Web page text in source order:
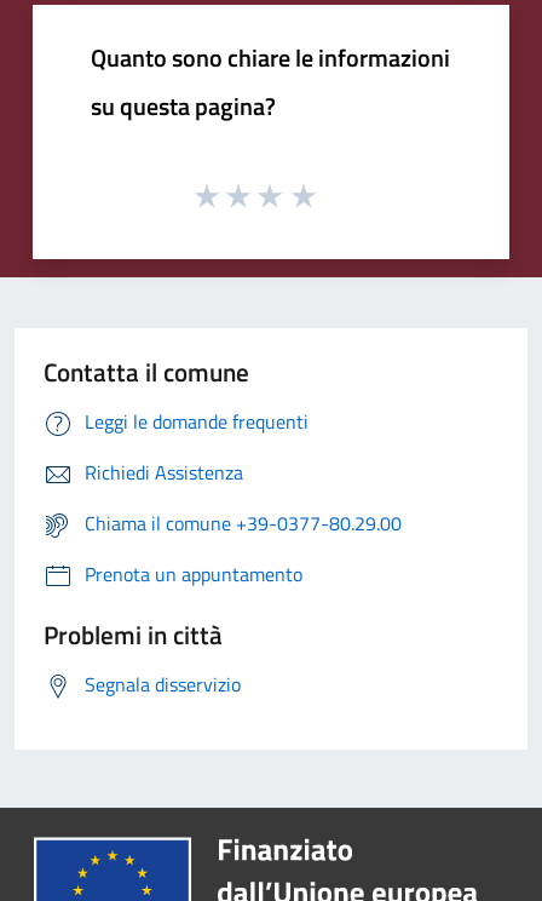
Quanto sono chiare le informazioni
su questa pagina?
Contatta il comune
Leggi le domande frequenti
Richiedi Assistenza
Chiama il comune +39-0377-80.29.00
Prenota un appuntamento
Problemi in città
Segnala disservizio